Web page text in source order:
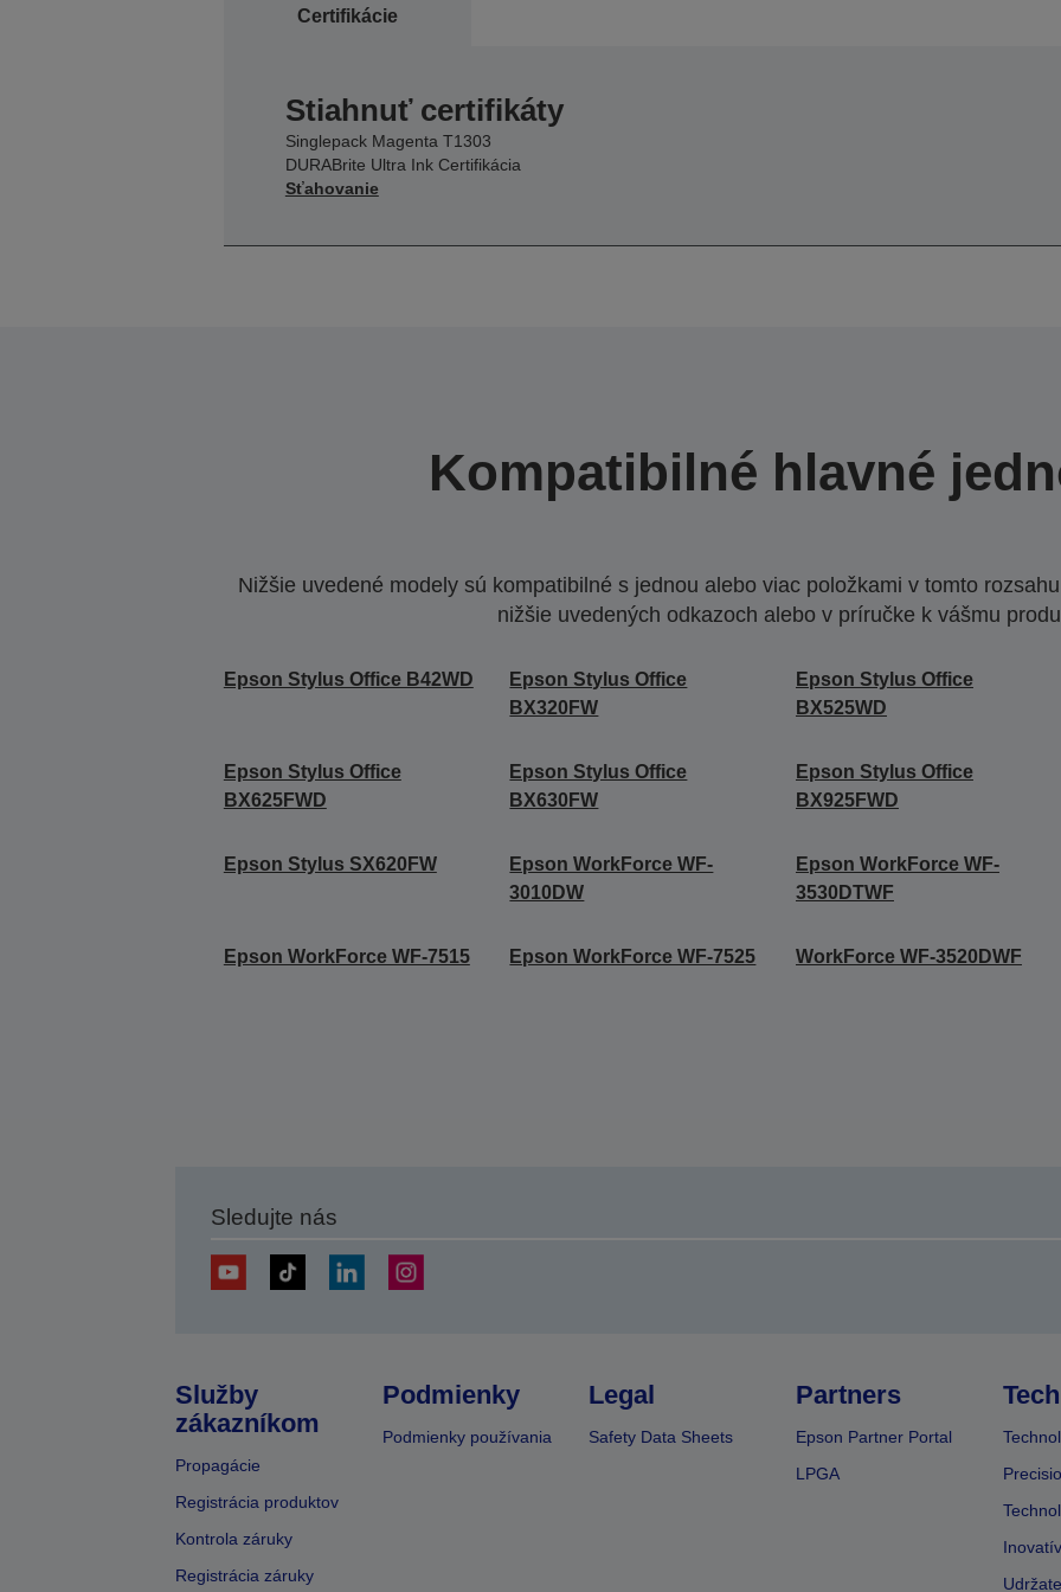
Certifikácie
Stiahnuť certifikáty
Singlepack Magenta T1303
DURABrite Ultra Ink Certifikácia
Sťahovanie
Kompatibilné hlavné
Nižšie uvedené modely sú kompatibilné s jednou alebo viac položkami v tomto
nižšie uvedených odkazoch alebo v príručke k vášmu
Epson Stylus Office B42WD
Epson Stylus Office
BX320FW
Epson Stylus Office
BX525WD
Epson Stylus Office
BX625FWD
Epson Stylus Office
BX630FW
Epson Stylus Office
BX925FWD
Epson Stylus SX620FW
Epson WorkForce WF-
3010DW
Epson WorkForce WF-
3530DTWF
Epson WorkForce WF-7515 Epson WorkForce WF-7525 WorkForce WF-3520DWF
Sledujte nás
Služby
zákazníkom
Propagácie
Registrácia produktov
Kontrola záruky
Registrácia záruky
Podmienky
Podmienky používania
Legal
Safety Data Sheets
Partners
Epson Partner Portal
LPGA